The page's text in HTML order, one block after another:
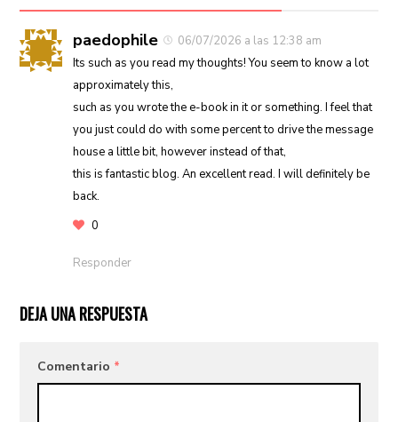
paedophile
06/07/2026 a las 12:38 am
Its such as you read my thoughts! You seem to know a lot
approximately this,
such as you wrote the e-book in it or something. I feel that
you just could do with some percent to drive the message
house a little bit, however instead of that,
this is fantastic blog. An excellent read. I will definitely be
back.
0
Responder
DEJA UNA RESPUESTA
Comentario *